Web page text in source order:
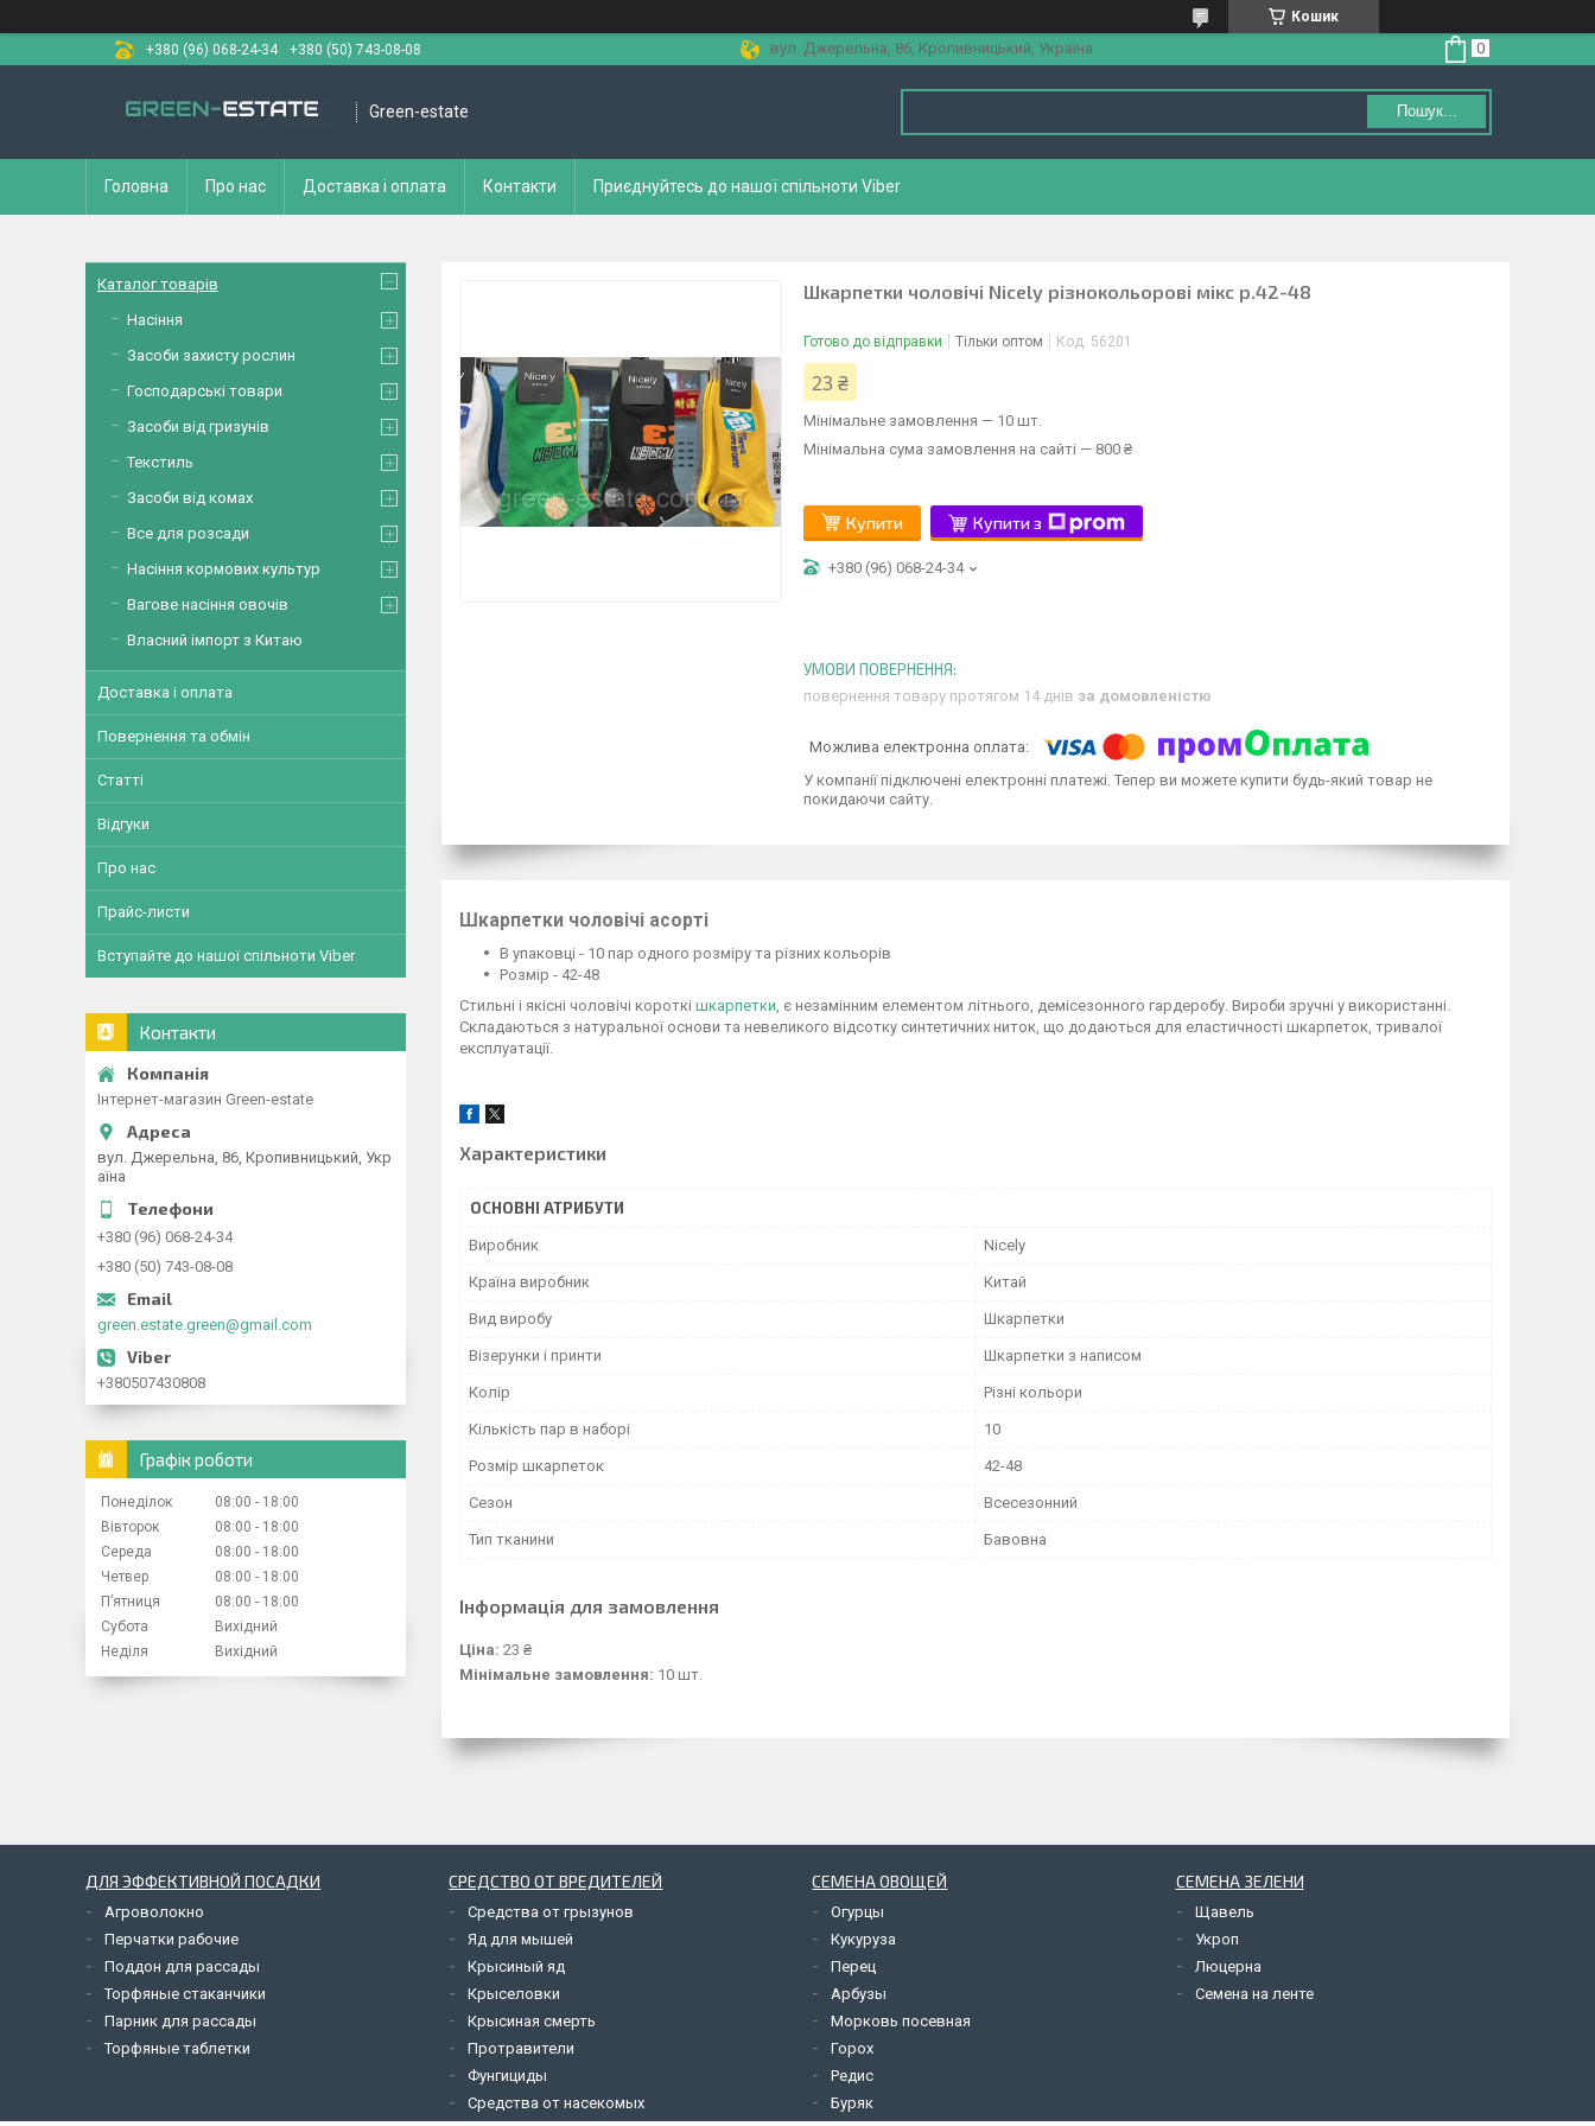
Кошик
+380 (96) 068-24-34
+380 (50) 743-08-08 вул. Джерельна, 86, Кропивницький, Україна
Green-estate Пошук...
Головна Про нас Доставка і оплата Контакти Приєднуйтесь до нашої спільноти Viber
Шкарпетки чоловічі Nicely різнокольорові мікс р.42-48
Готово до відправки Тільки оптом Код: 56201
23 ₴
Мінімальне замовлення — 10 шт.
Мінімальна сума замовлення на сайті — 800 ₴
Купити Купити з
+380 (96) 068-24-34
повернення товару протягом 14 днів за домовленістю
У компанії підключені електронні платежі. Тепер ви можете купити будь-який товар не
покидаючи сайту.
Шкарпетки чоловічі асорті
В упаковці - 10 пар одного розміру та різних кольорів
Розмір - 42-48
Стильні і якісні чоловічі короткі шкарпетки , є незамінним елементом літнього, демісезонного гардеробу. Вироби зручні у використанні.
Складаються з натуральної основи та невеликого відсотку синтетичних ниток, що додаються для еластичності шкарпеток, тривалої
експлуатації.
Характеристики
ОСНОВНІ АТРИБУТИ
Виробник Nicely
Країна виробник Китай
Вид виробу Шкарпетки
Візерунки і принти Шкарпетки з написом
Колір Різні кольори
Кількість пар в наборі 10
Розмір шкарпеток 42-48
Сезон Всесезонний
Тип тканини Бавовна
Інформація для замовлення
Ціна: 23 ₴
Мінімальне замовлення: 10 шт.
Каталог товарів
Насіння
Засоби захисту рослин
Господарські товари
Засоби від гризунів
Текстиль
Засоби від комах
Все для розсади
Насіння кормових культур
Вагове насіння овочів
Власний імпорт з Китаю
Доставка і оплата
Повернення та обмін
Статті
Відгуки
Про нас
Прайс-листи
Вступайте до нашої спільноти Viber
Контакти
Інтернет-магазин Green-estate
вул. Джерельна, 86, Кропивницький, Укр
аїна
+380 (96) 068-24-34
+380 (50) 743-08-08
green.estate.green@gmail.com
+380507430808
Графік роботи
Понеділок 08:00
18:00
Вівторок
08:00
18:00
Середа
08:00
18:00
Четвер
08:00
18:00
Пʼятниця
08:00
18:00
Субота
Вихідний
Неділя
Вихідний
ДЛЯ ЭФФЕКТИВНОЙ ПОСАДКИ
Агроволокно
Перчатки рабочие
Поддон для рассады
Торфяные стаканчики
Парник для рассады
Торфяные таблетки
СРЕДСТВО ОТ ВРЕДИТЕЛЕЙ
Средства от грызунов
Яд для мышей
Крысиный яд
Крыселовки
Крысиная смерть
Протравители
Фунгициды
Средства от насекомых
СЕМЕНА ОВОЩЕЙ
Огурцы
Кукуруза
Перец
Арбузы
Морковь посевная
Горох
Редис
Буряк
СЕМЕНА ЗЕЛЕНИ
Щавель
Укроп
Люцерна
Семена на ленте